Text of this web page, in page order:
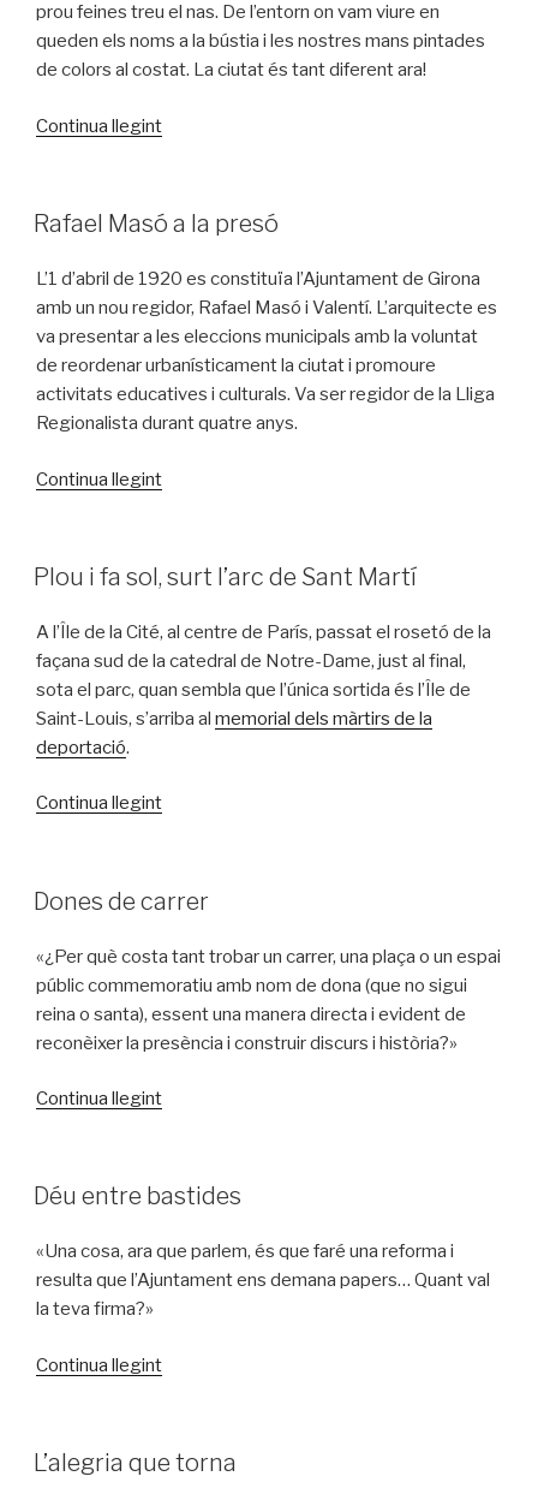
prou feines treu el nas. De l’entorn on vam viure en
queden els noms a la bústia i les nostres mans pintades
de colors al costat. La ciutat és tant diferent ara!
Continua llegint«El
paradisos
perduts»
PUBLICAT
A
Rafael Masó a la presó
L’1 d’abril de 1920 es constituïa l’Ajuntament de Girona
amb un nou regidor, Rafael Masó i Valentí. L’arquitecte es
va presentar a les eleccions municipals amb la voluntat
de reordenar urbanísticament la ciutat i promoure
activitats educatives i culturals. Va ser regidor de la Lliga
Regionalista durant quatre anys.
Continua llegint«Rafael
PUBLICAT
APlou i fa sol, surt l’arc de Sant Martí
A l’Île de la Cité, al centre de París, passat el rosetó de la
façana sud de la catedral de Notre-Dame, just al final,
sota el parc, quan sembla que l’única sortida és l’Île de
Saint-Louis, s’arriba al memorial dels màrtirs de la
deportació.
Continua llegint«Plou
surt
l’arc
Martí»
PUBLICAT
A
Dones de carrer
«¿Per què costa tant trobar un carrer, una plaça o un espai
públic commemoratiu amb nom de dona (que no sigui
reina o santa), essent una manera directa i evident de
reconèixer la presència i construir discurs i història?»
Continua llegint«Dones
PUBLICAT
A
Déu entre bastides
«Una cosa, ara que parlem, és que faré una reforma i
resulta que l’Ajuntament ens demana papers… Quant val
la teva firma?»
Continua llegint«Déu
PUBLICAT
A
L’alegria que torna